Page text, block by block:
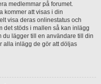
medlemmar på forumet.
kommer att visas i din
visa deras onlinestatus och
det stöds i mallen så kan inlägg
du lägger till en användare till din
alla inlägg de gör att döljas